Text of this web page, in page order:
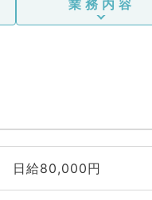
業務内容
日給80,000円